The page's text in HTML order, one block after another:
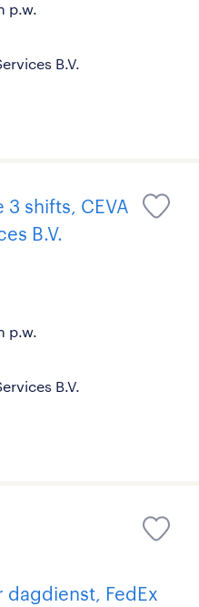
p.w.
B.V.
shifts, CEVA
B.V.
p.w.
B.V.
FedEx